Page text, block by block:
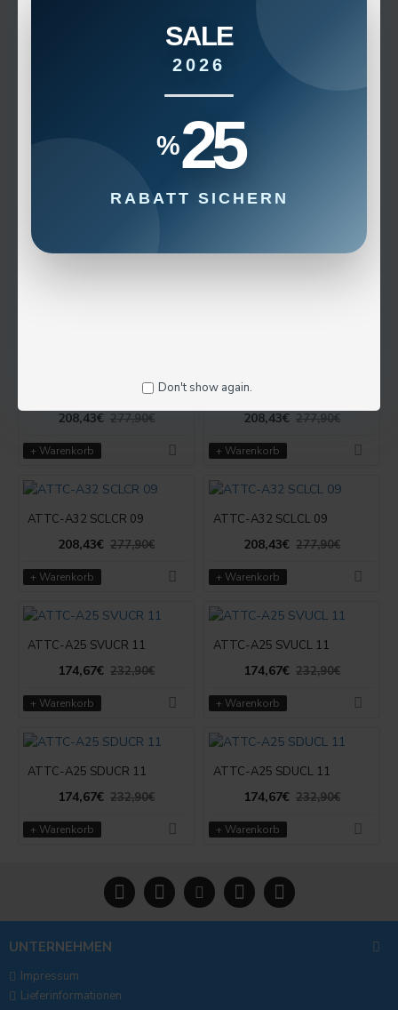
SALE
2026
%25
RABATT SICHERN
Don't show again.
208,43€
+ Warenkorb
ATTC-A32 TCLNL 12
208,43€
+ Warenkorb
ATTC-A32 SDUCR 11
208,43€ 277,90€
+ Warenkorb
ATTC-A32 SDUCL 11
208,43€ 277,90€
+ Warenkorb
ATTC-A32 SCLCR 09
208,43€ 277,90€
+ Warenkorb
ATTC-A32 SCLCL 09
208,43€ 277,90€
+ Warenkorb
ATTC-A25 SVUCR 11
174,67€ 232,90€
+ Warenkorb
ATTC-A25 SVUCL 11
174,67€ 232,90€
+ Warenkorb
ATTC-A25 SDUCR 11
174,67€ 232,90€
+ Warenkorb
ATTC-A25 SDUCL 11
174,67€ 232,90€
+ Warenkorb
UNTERNEHMEN
Impressum
Lieferinformationen